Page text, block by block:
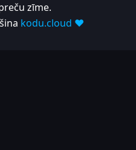
zīme.
kodu.cloud ❤️